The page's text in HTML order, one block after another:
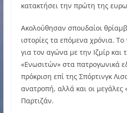
κατακτήσει την πρώτη της
Ακολούθησαν σπουδαίοι
ιστορίες τα επόμενα χρόνια.
για τον αγώνα με την Ιζμίρ και
«Ενωσιτών» στα πατρογωνικά
πρόκριση επί της Σπόρτινγκ
ανατροπή, αλλά και οι μεγάλες
Παρτιζάν.